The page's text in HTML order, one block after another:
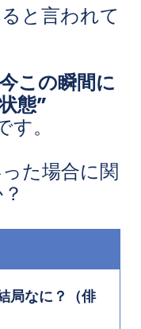
と言われて
この瞬間に
態”
。
た場合に関
局なに？（俳